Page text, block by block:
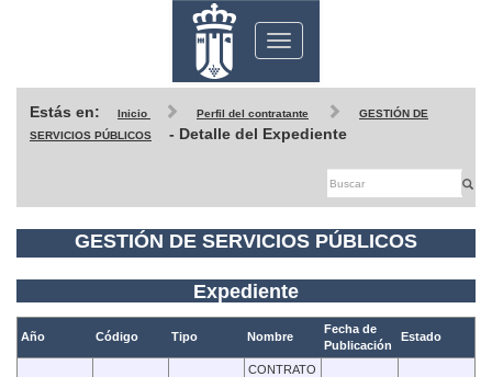
Toggle
navigation
Estás en: Inicio Perfil del contratante
GESTIÓN DE
SERVICIOS PÚBLICOS
- Detalle del Expediente
GESTIÓN DE SERVICIOS PÚBLICOS
Expediente
Año Código Tipo Nombre
Fecha de
Publicación
Estado
CONTRATO